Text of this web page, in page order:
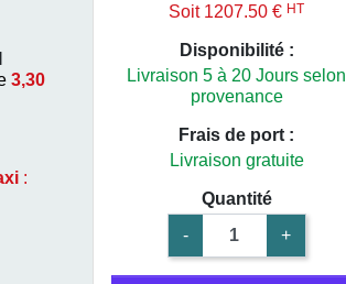
3,30
:
Soit 1207.50 € HT
Disponibilité :
Livraison 5 à 20 Jours selon
provenance
Frais de port :
Livraison gratuite
Quantité
-
+